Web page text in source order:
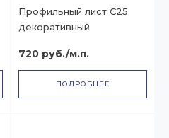
Профильный лист С25
декоративный
720 руб./м.п.
ПОДРОБНЕЕ